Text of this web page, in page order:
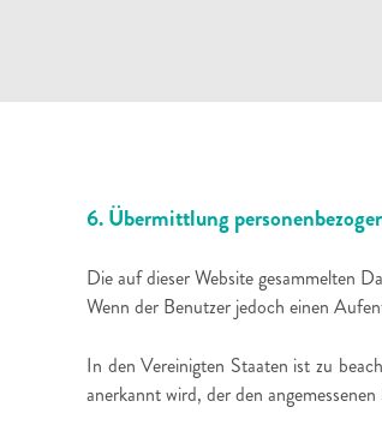
6. Übermittlung
Die auf dieser Website gesammelten
Wenn der Benutzer jedoch einen
In den Vereinigten Staaten ist zu
anerkannt wird, der den